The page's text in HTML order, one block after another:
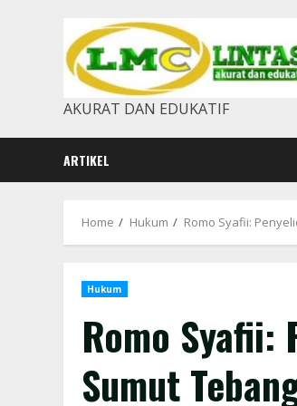
AKURAT DAN EDUKATIF
ARTIKEL
Home Hukum Romo Syafii:
Hukum
Romo Syafii:
Sumut